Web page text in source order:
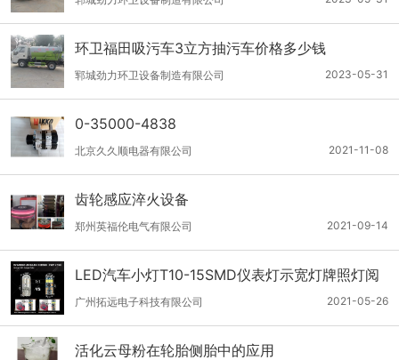
环卫福田吸污车3立方抽污车价格多少钱
2023-05-31
郓城劲力环卫设备制造有限公司
0-35000-4838
2021-11-08
北京久久顺电器有限公司
齿轮感应淬火设备
2021-09-14
郑州英福伦电气有限公司
LED汽车小灯T10-15SMD仪表灯示宽灯牌照灯阅
读灯
2021-05-26
广州拓远电子科技有限公司
活化云母粉在轮胎侧胎中的应用